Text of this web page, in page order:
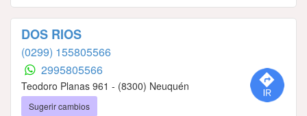
DOS RIOS
(0299) 155805566
2995805566
Teodoro Planas 961 - (8300) Neuquén
Sugerir cambios